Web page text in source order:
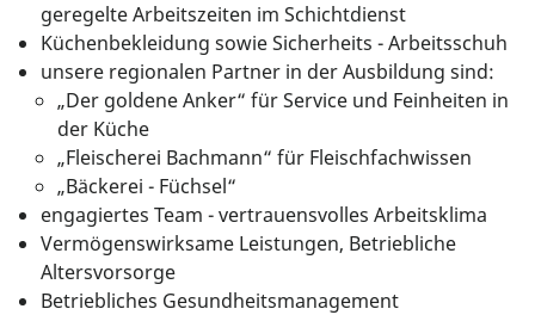
geregelte Arbeitszeiten im Schichtdienst
Küchenbekleidung sowie Sicherheits - Arbeitsschuh
unsere regionalen Partner in der Ausbildung sind:
„Der goldene Anker“ für Service und Feinheiten in
der Küche
„Fleischerei Bachmann“ für Fleischfachwissen
„Bäckerei - Füchsel“
engagiertes Team - vertrauensvolles Arbeitsklima
Vermögenswirksame Leistungen, Betriebliche
Altersvorsorge
Betriebliches Gesundheitsmanagement